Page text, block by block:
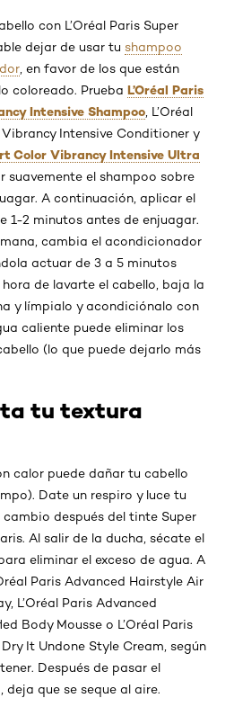
con L’Oréal Paris Super
dejar de usar tu shampoo
, en favor de los que están
coloreado. Prueba L’Oréal Paris
Intensive Shampoo , L’Oréal
Intensive Conditioner y
Color Vibrancy Intensive Ultra
suavemente el shampoo sobre
A continuación, aplicar el
1-2 minutos antes de enjuagar.
cambia el acondicionador
actuar de 3 a 5 minutos
de lavarte el cabello, baja la
y límpialo y acondiciónalo con
caliente puede eliminar los
(lo que puede dejarlo más
tu textura
calor puede dañar tu cabello
Date un respiro y luce tu
después del tinte Super
Al salir de la ducha, sécate el
eliminar el exceso de agua. A
Paris Advanced Hairstyle Air
L’Oréal Paris Advanced
Body Mousse o L’Oréal Paris
It Undone Style Cream, según
Después de pasar el
que se seque al aire.